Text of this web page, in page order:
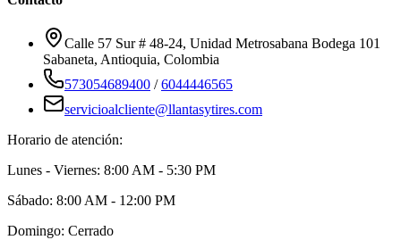
Calle 57 Sur # 48-24, Unidad Metrosabana Bodega 101
Sabaneta, Antioquia, Colombia
573054689400 /6044446565
servicioalcliente@llantasytires.com
Horario de atención:
Lunes - Viernes: 8:00 AM - 5:30 PM
Sábado: 8:00 AM - 12:00 PM
Domingo: Cerrado